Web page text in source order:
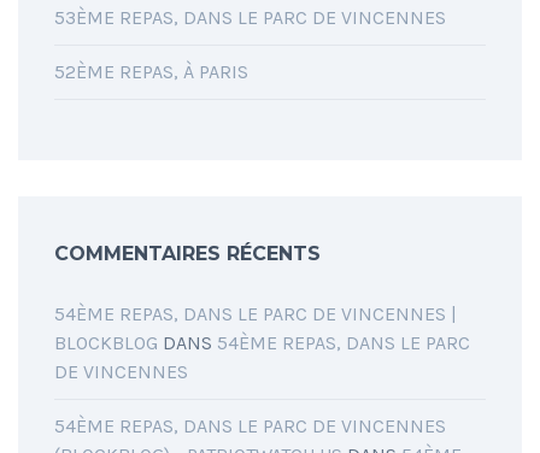
53ÈME REPAS, DANS LE PARC DE VINCENNES
52ÈME REPAS, À PARIS
COMMENTAIRES RÉCENTS
54ÈME REPAS, DANS LE PARC DE VINCENNES |
BLOCKBLOG DANS 54ÈME REPAS, DANS LE PARC
DE VINCENNES
54ÈME REPAS, DANS LE PARC DE VINCENNES